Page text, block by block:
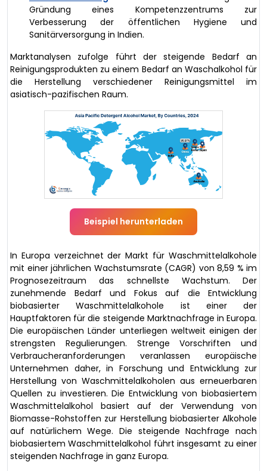
Gründung eines Kompetenzzentrums zur
Verbesserung der öffentlichen Hygiene und
Sanitärversorgung in Indien.
Marktanalysen zufolge führt der steigende Bedarf an
Reinigungsprodukten zu einem Bedarf an Waschalkohol für
die Herstellung verschiedener Reinigungsmittel im
asiatisch-pazifischen Raum.
Beispiel herunterladen
In Europa verzeichnet der Markt für Waschmittelalkohole
mit einer jährlichen Wachstumsrate (CAGR) von 8,59 % im
Prognosezeitraum das schnellste Wachstum. Der
zunehmende Bedarf und Fokus auf die Entwicklung
biobasierter Waschmittelalkohole ist einer der
Hauptfaktoren für die steigende Marktnachfrage in Europa.
Die europäischen Länder unterliegen weltweit einigen der
strengsten Regulierungen. Strenge Vorschriften und
Verbraucheranforderungen veranlassen europäische
Unternehmen daher, in Forschung und Entwicklung zur
Herstellung von Waschmittelalkoholen aus erneuerbaren
Quellen zu investieren. Die Entwicklung von biobasiertem
Waschmittelalkohol basiert auf der Verwendung von
Biomasse-Rohstoffen zur Herstellung biobasierter Alkohole
auf natürlichem Wege. Die steigende Nachfrage nach
biobasiertem Waschmittelalkohol führt insgesamt zu einer
steigenden Nachfrage in ganz Europa.